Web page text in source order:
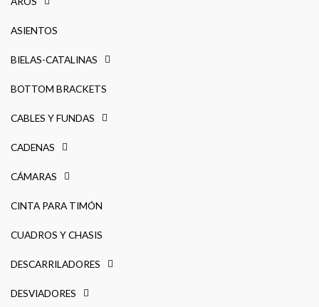
ASIENTOS
BIELAS-CATALINAS
BOTTOM BRACKETS
CABLES Y FUNDAS
CADENAS
CÁMARAS
CINTA PARA TIMÓN
CUADROS Y CHASIS
DESCARRILADORES
DESVIADORES